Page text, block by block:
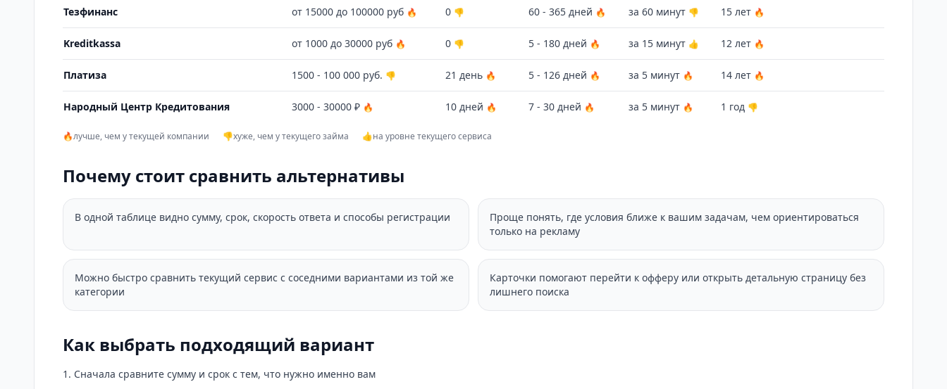
Тезфинанс от 15000 до 100000 руб 🔥 0 👎 60 - 365 дней 🔥 за 60 минут 👎 15 лет 🔥
Kreditkassa от 1000 до 30000 руб 🔥 0 👎 5 - 180 дней 🔥 за 15 минут 👍 12 лет 🔥
Платиза 1500 - 100 000 руб. 👎 21 день 🔥 5 - 126 дней 🔥 за 5 минут 🔥 14 лет 🔥
Народный Центр Кредитования 3000 - 30000 ₽ 🔥 10 дней 🔥 7 - 30 дней 🔥 за 5 минут 🔥 1 год 👎
🔥лучше, чем у текущей компании 👎хуже, чем у текущего займа 👍на уровне текущего сервиса
Почему стоит сравнить альтернативы
В одной таблице видно сумму, срок, скорость ответа и способы регистрации
Проще понять, где условия ближе к вашим задачам, чем ориентироваться
только на рекламу
Можно быстро сравнить текущий сервис с соседними вариантами из той же
категории
Карточки помогают перейти к офферу или открыть детальную страницу без
лишнего поиска
Как выбрать подходящий вариант
Сначала сравните сумму и срок с тем, что нужно именно вам